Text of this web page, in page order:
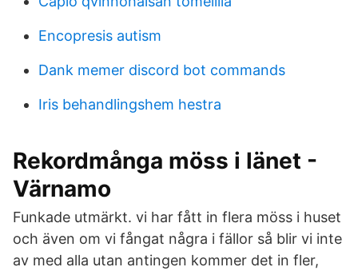
Encopresis autism
Dank memer discord bot commands
Iris behandlingshem hestra
Rekordmånga möss i länet -
Värnamo
Funkade utmärkt. vi har fått in flera möss i huset
och även om vi fångat några i fällor så blir vi inte
av med alla utan antingen kommer det in fler,